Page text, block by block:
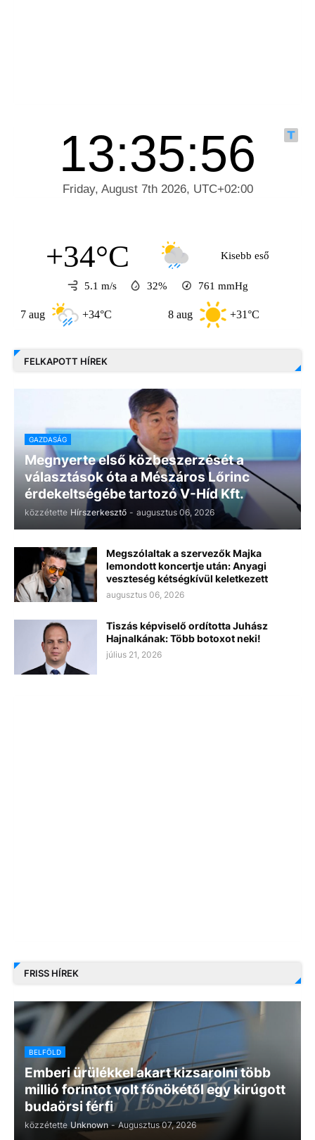
+34°C Kisebb eső
5.1 m/s 32% 761 mmHg
+34°C +31°C
FELKAPOTT HÍREK
GAZDASÁG
Megnyerte első közbeszerzését a
választások óta a Mészáros Lőrinc
érdekeltségébe tartozó V-Híd Kft.
közzétette Hírszerkesztő - augusztus 06, 2026
Megszólaltak a szervezők Majka
lemondott koncertje után: Anyagi
veszteség kétségkívül keletkezett
augusztus 06, 2026
Tiszás képviselő ordította Juhász
Hajnalkának: Több botoxot neki!
július 21, 2026
FRISS HÍREK
BELFÖLD
Emberi ürülékkel akart kizsarolni több
millió forintot volt főnökétől egy kirúgott
budaörsi férfi
közzétette Unknown - Augusztus 07, 2026